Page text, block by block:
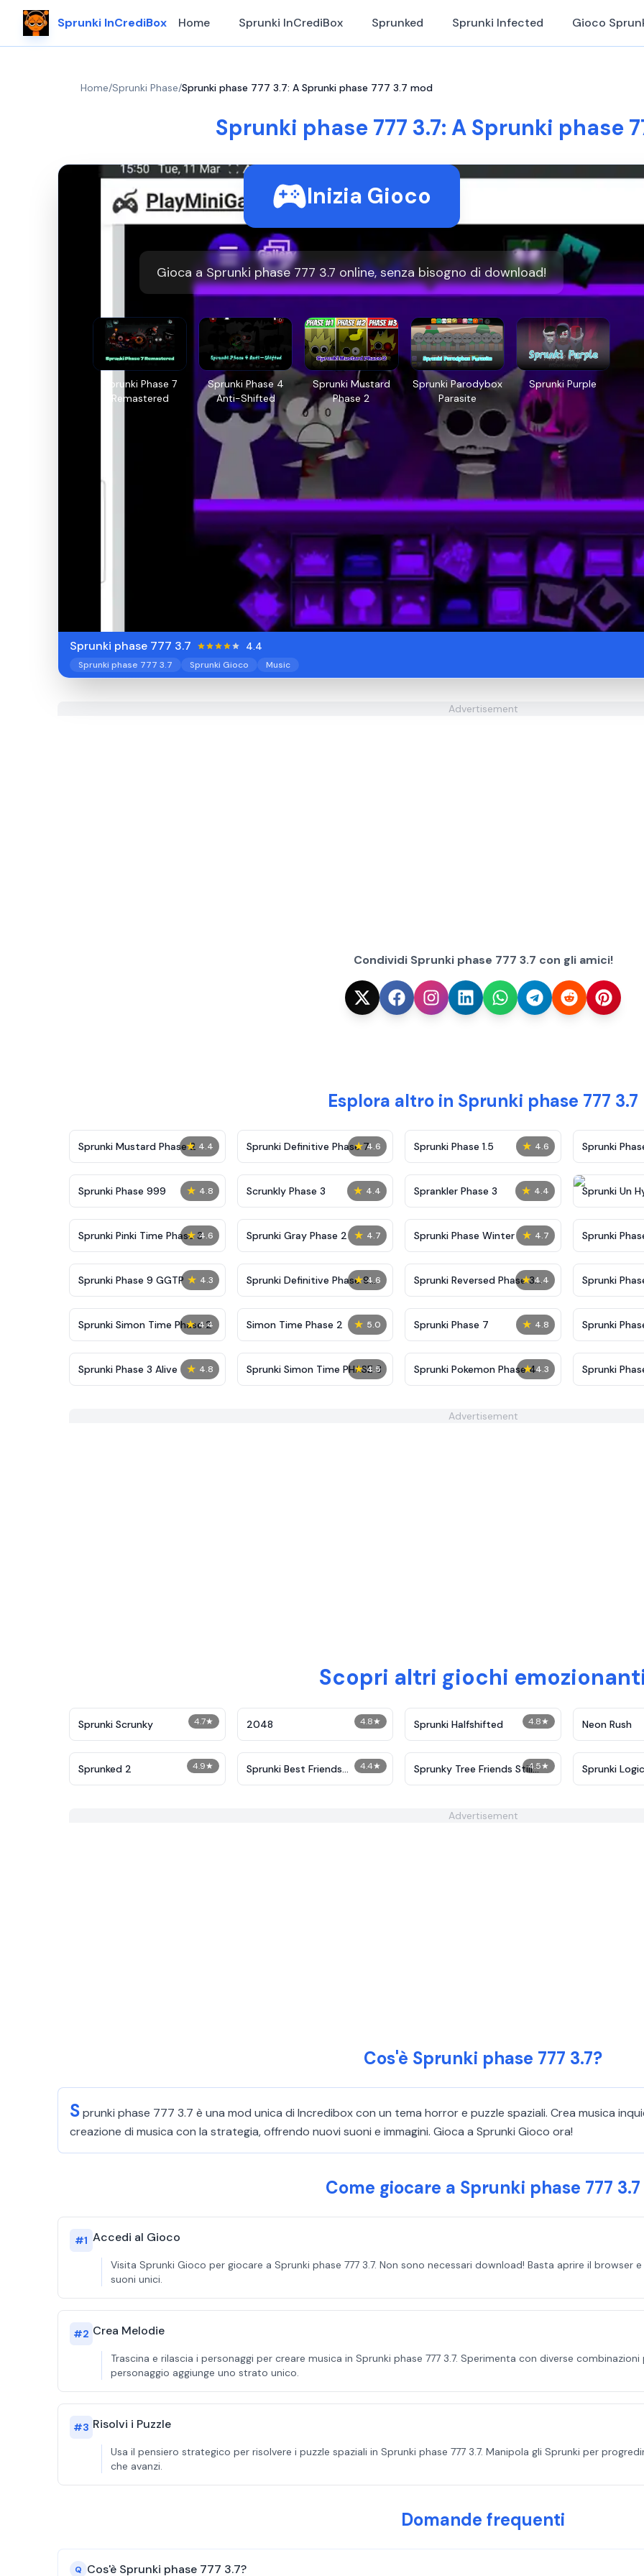
Sprunki InCrediBox Home Sprunki InCrediBox Sprunked Sprunki Infected Gioco
Home/Sprunki Phase/Sprunki phase 777 3.7: A Sprunki phase 777 3.7 mod
Sprunki phase 777 3.7: A Sprunki phase
Inizia Gioco
Gioca a Sprunki phase 777 3.7 online, senza bisogno di download!
Sprunki Phase 7
Remastered
Sprunki Phase 4
Anti-Shifted
Sprunki Mustard
Phase 2
Sprunki Parodybox
Parasite
Sprunki Purple
Sprunki phase 777 3.7 4.4
Sprunki phase 777 3.7 Sprunki Gioco Music
Advertisement
Condividi Sprunki phase 777 3.7 con gli amici!
Esplora altro in Sprunki phase 777 3.7
★ 4.4
Sprunki Mustard Phase 2 ★ 4.6
Sprunki Definitive Phase 7 ★ 4.6
Sprunki Phase 1.5 Sprunki
★ 4.8
Sprunki Phase 999 ★ 4.4
Scrunkly Phase 3 ★ 4.4
Sprankler Phase 3
Sprunki Un
Phase 4
★ 4.6
Sprunki Pinki Time Phase 3 ★ 4.7
Sprunki Gray Phase 2 ★ 4.7
Sprunki Phase Winter
Sprunki
Malediction
★ 4.3
Sprunki Phase 9 GGTP ★ 4.6
Sprunki Definitive Phase 9
New
★ 4.4
Sprunki Reversed Phase 3
Definitive
Sprunki
Shifted
★ 4.4
Sprunki Simon Time Phase 2 ★ 5.0
Simon Time Phase 2 ★ 4.8
Sprunki Phase 7
Sprunki
(Fanmade)
★ 4.8
Sprunki Phase 3 Alive ★ 4.5
Sprunki Simon Time PHASE 3 ★ 4.3
Sprunki Pokemon Phase 4 Sprunki
Advertisement
Scopri altri giochi
4.7★
Sprunki Scrunky 4.8★
2048 4.8★
Sprunki Halfshifted Neon Rush
4.9★
Sprunked 2 4.4★
Sprunki Best Friends
Slaughter
4.5★
Sprunky Tree Friends Still
Alive​
Sprunki
Advertisement
Cos'è Sprunki phase 777 3.7?
Sprunki phase 777 3.7 è una mod unica di Incredibox con un tema horror e puzzle spaziali. Crea musica
creazione di musica con la strategia, offrendo nuovi suoni e immagini. Gioca a Sprunki Gioco ora!
Come giocare a Sprunki phase 777 3.7
#1 Accedi al Gioco
Visita Sprunki Gioco per giocare a Sprunki phase 777 3.7. Non sono necessari download! Basta aprire il
suoni unici.
#2 Crea Melodie
Trascina e rilascia i personaggi per creare musica in Sprunki phase 777 3.7. Sperimenta con diverse
personaggio aggiunge uno strato unico.
#3 Risolvi i Puzzle
Usa il pensiero strategico per risolvere i puzzle spaziali in Sprunki phase 777 3.7. Manipola gli Sprunki per
che avanzi.
Domande frequenti
Q Cos'è Sprunki phase 777 3.7?